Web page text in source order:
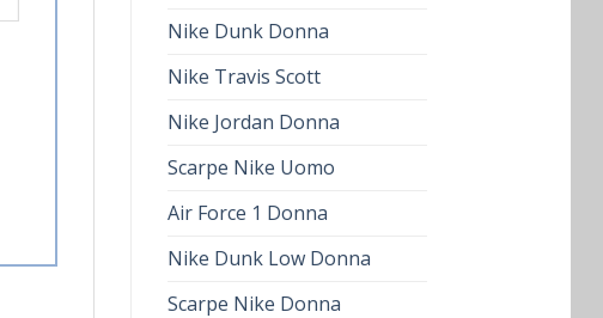
Nike Dunk Donna
Nike Travis Scott
Nike Jordan Donna
Scarpe Nike Uomo
Air Force 1 Donna
Nike Dunk Low Donna
Scarpe Nike Donna